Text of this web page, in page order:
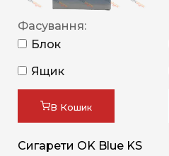
Фасування:
Блок
Ящик
В Кошик
Сигарети OK Blue KS